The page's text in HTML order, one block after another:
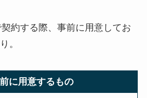
約する際、事前に用意してお
。
に用意するもの